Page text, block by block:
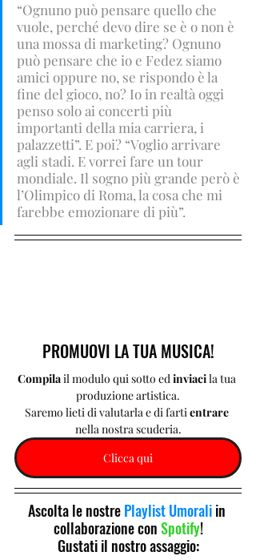
“Ognuno può pensare quello che
vuole, perché devo dire se è o non è
una mossa di marketing? Ognuno
può pensare che io e Fedez siamo
amici oppure no, se rispondo è la
fine del gioco, no? Io in realtà oggi
penso solo ai concerti più
importanti della mia carriera, i
palazzetti”. E poi? “Voglio arrivare
agli stadi. E vorrei fare un tour
mondiale. Il sogno più grande però è
l’Olimpico di Roma, la cosa che mi
farebbe emozionare di più”.
PROMUOVI LA TUA MUSICA!
Compila il modulo qui sotto ed inviaci la tua
produzione artistica.
Saremo lieti di valutarla e di farti entrare
nella nostra scuderia.
Clicca qui
Ascolta le nostre Playlist Umorali in
collaborazione con Spotify!
Gustati il nostro assaggio: